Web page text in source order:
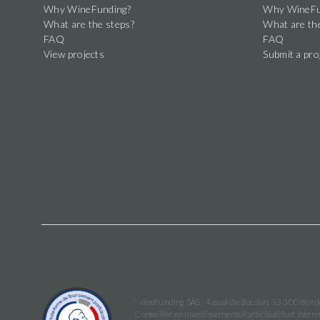
Why WineFunding?
What are the steps?
FAQ
View projects
Why
What are
FAQ
Submit a
WineFunding SAS · 4 quai de Bacalan, 33 300
Conseiller en Investissements Participatifs et